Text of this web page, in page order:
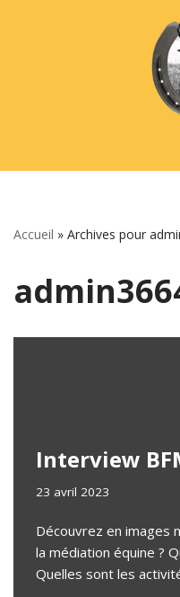
Accueil » Archives pour
Interview
23 avril 2023
Découvrez en images
la médiation équine ?
Quelles sont les